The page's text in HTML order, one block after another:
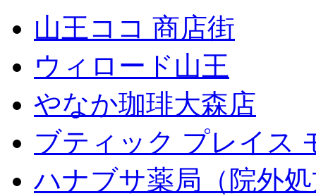
山王ココ 商店街
ウィロード山王
やなか珈琲大森店
ブティック プレイス
ハナブサ薬局（院外